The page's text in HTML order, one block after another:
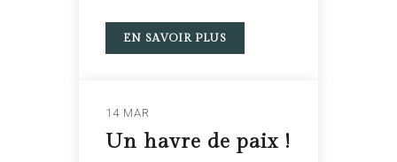
EN SAVOIR PLUS
14 MAR
Un havre de paix !